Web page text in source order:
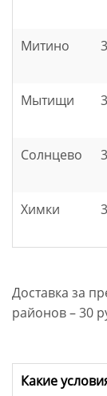
Митино
Мытищи
Солнцево
Химки
Доставка за
районов – 30
Какие